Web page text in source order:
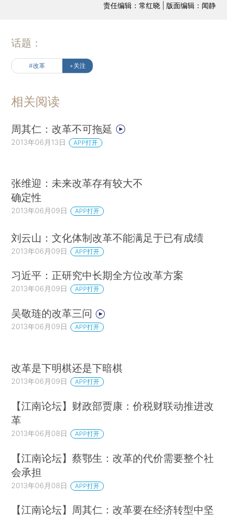
责任编辑：常红晓 | 版面编辑：闻静
话题：
#改革 +关注
相关阅读
周其仁：改革不可拖延
2013年06月13日 APP打开
张维迎：未来改革存有较大不
确定性
2013年06月09日 APP打开
刘云山：文化体制改革不能满足于已有成绩
2013年06月09日 APP打开
习近平：正研究中长期全方位改革方案
2013年06月09日 APP打开
吴敬琏的改革三问
2013年06月09日 APP打开
改革是下明棋还是下暗棋
2013年06月09日 APP打开
【江南论坛】财政部贾康：价税财联动推进改
革
2013年06月08日 APP打开
【江南论坛】蔡鄂生：改革的代价需要整个社
会承担
2013年06月08日 APP打开
【江南论坛】周其仁：改革要在经济转型中坚